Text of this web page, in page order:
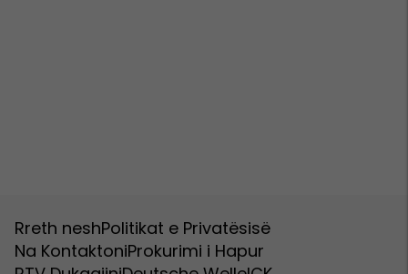
Rreth neshPolitikat e Privatësisë
Na KontaktoniProkurimi i Hapur